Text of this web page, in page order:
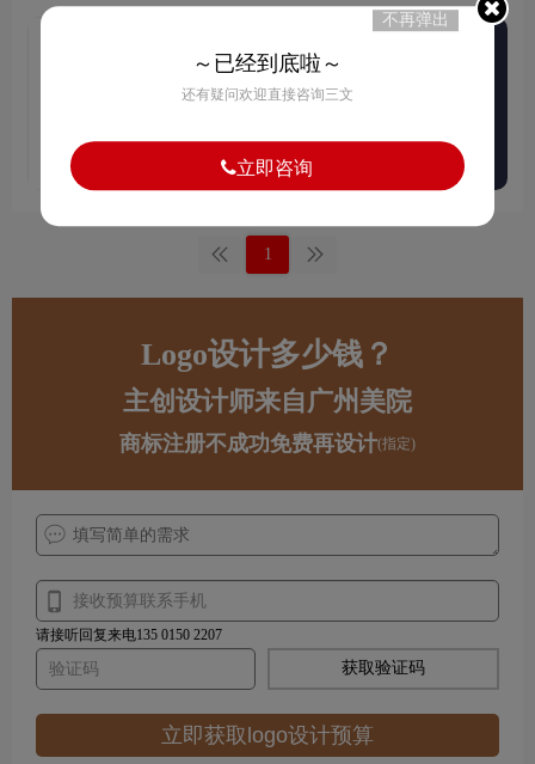
1
Logo设计多少钱？
主创设计师来自广州美院
商标注册不成功免费再设计(指定)
请接听回复来电135 0150 2207
获取验证码
立即获取logo设计预算
不再弹出
～已经到底啦～
还有疑问欢迎直接咨询三文
立即咨询